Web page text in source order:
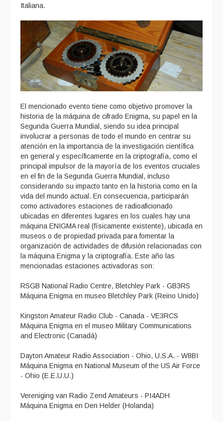
Italiana.
El mencionado evento tiene como objetivo promover la
historia de la máquina de cifrado Enigma, su papel en la
Segunda Guerra Mundial, siendo su idea principal
involucrar a personas de todo el mundo en centrar su
atención en la importancia de la investigación científica
en general y específicamente en la criptografía, como el
principal impulsor de la mayoría de los eventos cruciales
en el fin de la Segunda Guerra Mundial, incluso
considerando su impacto tanto en la historia como en la
vida del mundo actual. En consecuencia, participarán
como activadores estaciones de radioaficionado
ubicadas en diferentes lugares en los cuales hay una
máquina ENIGMA real (físicamente existente), ubicada en
museos o de propiedad privada para fomentar la
organización de actividades de difusión relacionadas con
la máquina Enigma y la criptografía. Este año las
mencionadas estaciones activadoras son:
RSGB National Radio Centre, Bletchley Park - GB3RS
Máquina Enigma en museo Bletchley Park (Reino Unido)
Kingston Amateur Radio Club - Canada - VE3RCS
Máquina Enigma en el museo Military Communications
and Electronic (Canadá)
Dayton Amateur Radio Association - Ohio, U.S.A. - W8BI
Máquina Enigma en National Museum of the US Air Force
- Ohio (E.E.U.U.)
Vereniging van Radio Zend Amateurs - PI4ADH
Máquina Enigma en Den Helder (Holanda)